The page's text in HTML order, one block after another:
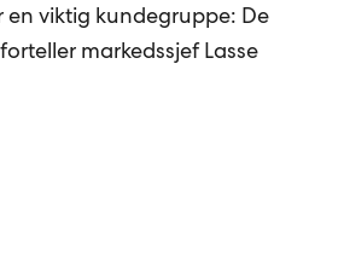
en viktig kundegruppe: De
markedssjef Lasse